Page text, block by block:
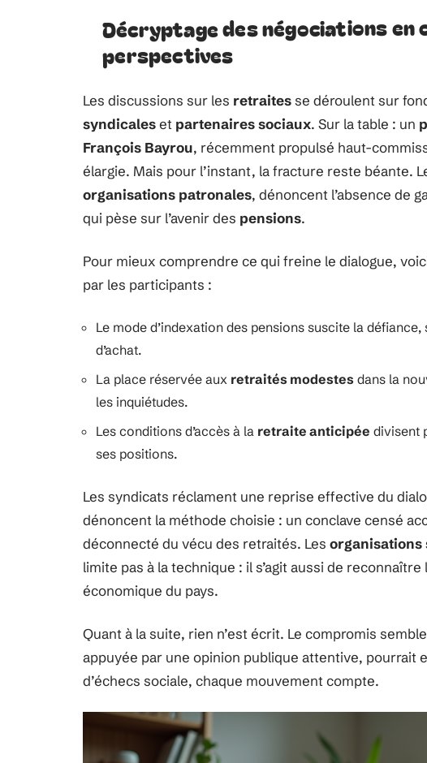
Décryptage des négociations
perspectives
Les discussions sur les retraitesse déroulent sur
syndicaleset partenaires sociaux. Sur la table : un
François Bayrou, récemment propulsé haut-
élargie. Mais pour l’instant, la fracture reste béante.
organisations patronales, dénoncent l’absence de
qui pèse sur l’avenir des pensions.
Pour mieux comprendre ce qui freine le dialogue,
par les participants :
Le mode d’indexation des pensions suscite la
d’achat.
La place réservée aux retraités modestes dans la
les inquiétudes.
Les conditions d’accès à la retraite anticipée divisent
ses positions.
Les syndicats réclament une reprise effective du
dénoncent la méthode choisie : un conclave censé
déconnecté du vécu des retraités. Les organisations
limite pas à la technique : il s’agit aussi de
économique du pays.
Quant à la suite, rien n’est écrit. Le compromis
appuyée par une opinion publique attentive, pourrait
d’échecs sociale, chaque mouvement compte.